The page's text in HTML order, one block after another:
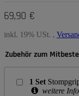
69,90 €
inkl. 19% USt. ,
Zubehör zum
1 Set
weitere